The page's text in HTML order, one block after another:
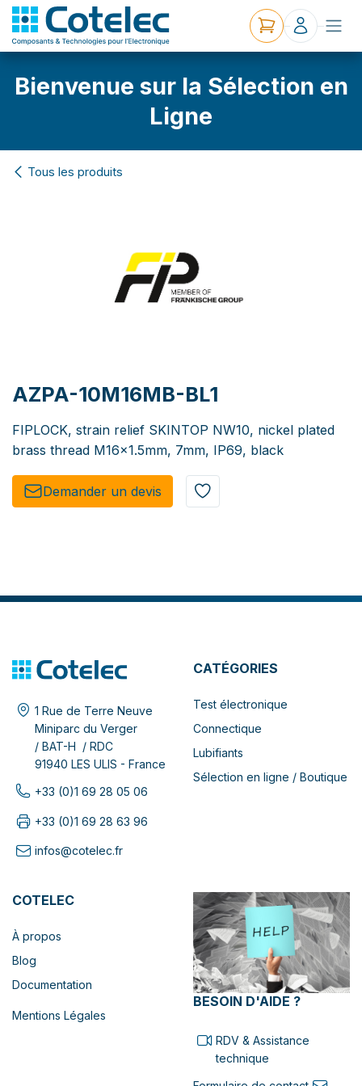
Bienvenue sur la Sélection en
Ligne
Tous les produits
AZPA-10M16MB-BL1
FIPLOCK, strain relief SKINTOP NW10, nickel plated
brass thread M16x1.5mm, 7mm, IP69, black
Demander un de​​vis​​
1 Rue de Terre Neuve
Miniparc du Verger
/ BAT-H / RDC
91940 LES ULIS - France
+33 (0)1 69 28 05 06
+33 (0)1 69 28 63 96
infos@cotelec.fr
CATÉGORIES
Test électronique
Connectique
Lubifiants
Sélection en ligne / Boutique
COTELEC
À propos
Blog
Documentation
Mentions Légales
BESOIN D'AIDE ?
RDV & Assistance
technique